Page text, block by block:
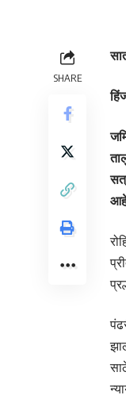
SHARE